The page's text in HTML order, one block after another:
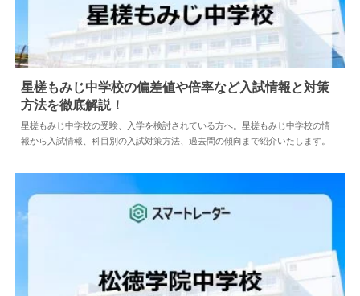
中学情報 2024.04.02
星槎もみじ中学校の偏差値や倍率など入試情報と対策
方法を徹底解説！
星槎もみじ中学校の受験、入学を検討されている方へ。星槎もみじ中学校の情
報から入試情報、科目別の入試対策方法、過去問の傾向まで紹介いたします。